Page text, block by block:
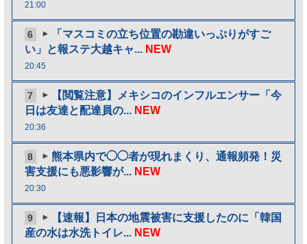
21:00
6
「マスコミの立ち位置の勘違いっぷりがすご
い」と報ステ大越キャ... NEW
20:45
7
【閲覧注意】メキシコのインフルエンサー「今
日は友達と配達員の... NEW
20:36
8
熊本県内で◯◯者が現れまくり、通報頻発！災
害支援にも悪影響が... NEW
20:30
9
【速報】日本の地震被害に支援したのに「韓国
産の水は水洗トイレ... NEW